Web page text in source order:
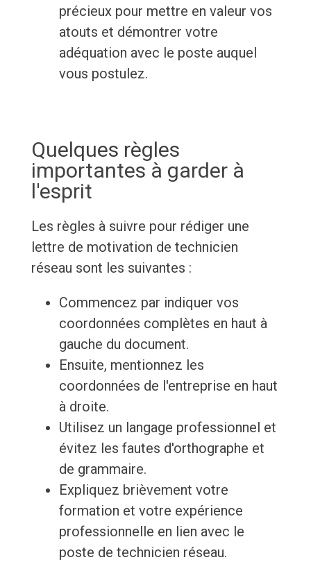
précieux pour mettre en valeur vos
atouts et démontrer votre
adéquation avec le poste auquel
vous postulez.
Quelques règles
importantes à garder à
l'esprit
Les règles à suivre pour rédiger une
lettre de motivation de technicien
réseau sont les suivantes :
Commencez par indiquer vos
coordonnées complètes en haut à
gauche du document.
Ensuite, mentionnez les
coordonnées de l'entreprise en haut
à droite.
Utilisez un langage professionnel et
évitez les fautes d'orthographe et
de grammaire.
Expliquez brièvement votre
formation et votre expérience
professionnelle en lien avec le
poste de technicien réseau.